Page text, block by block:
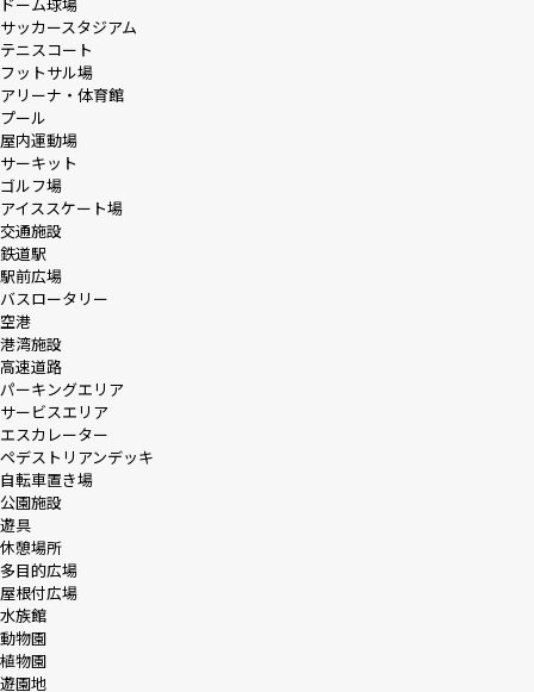
サッカースタジアム
テニスコート
フットサル場
アリーナ・体育館
プール
屋内運動場
サーキット
ゴルフ場
アイススケート場
交通施設
鉄道駅
駅前広場
バスロータリー
空港
港湾施設
高速道路
パーキングエリア
サービスエリア
エスカレーター
ペデストリアンデッキ
自転車置き場
公園施設
遊具
休憩場所
多目的広場
屋根付広場
水族館
動物園
植物園
遊園地